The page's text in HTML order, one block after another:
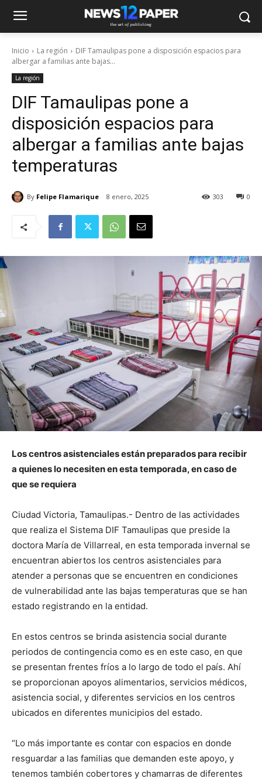
Inicio La región
DIF Tamaulipas pone a disposición espacios para
albergar a familias ante bajas...
La región
DIF Tamaulipas pone a
disposición espacios para
albergar a familias ante bajas
temperaturas
By Felipe Flamarique 8 enero, 2025 0
303
Los centros asistenciales están preparados para recibir
a quienes lo necesiten en esta temporada, en caso de
que se requiera
Ciudad Victoria, Tamaulipas.- Dentro de las actividades
que realiza el Sistema DIF Tamaulipas que preside la
doctora María de Villarreal, en esta temporada invernal se
encuentran abiertos los centros asistenciales para
atender a personas que se encuentren en condiciones
de vulnerabilidad ante las bajas temperaturas que se han
estado registrando en la entidad.
En estos centros se brinda asistencia social durante
periodos de contingencia como es en este caso, en que
se presentan frentes fríos a lo largo de todo el país. Ahí
se proporcionan apoyos alimentarios, servicios médicos,
asistencia social, y diferentes servicios en los centros
ubicados en diferentes municipios del estado.
“Lo más importante es contar con espacios en donde
resguardar a las familias que demanden este apoyo, y
tenemos también cobertores y chamarras de diferentes